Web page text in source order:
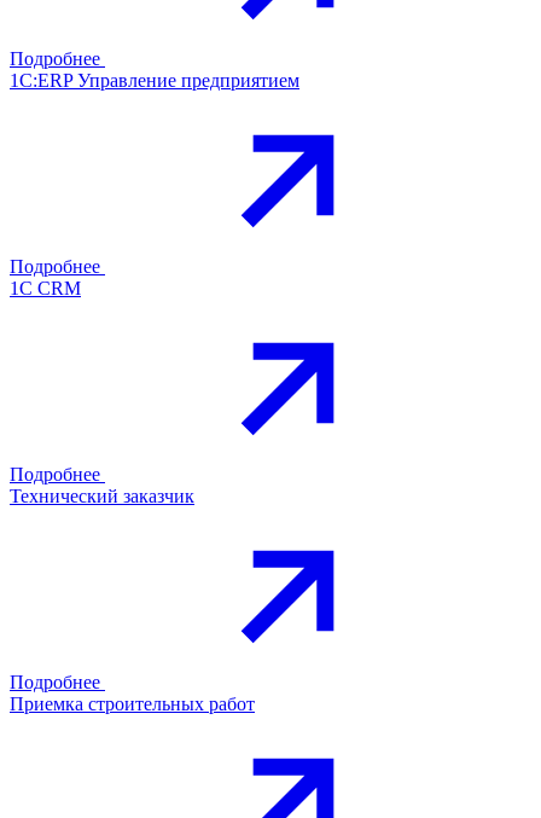
Подробнее
1С:ERP Управление предприятием
Подробнее
1С CRM
Подробнее
Технический заказчик
Подробнее
Приемка строительных работ